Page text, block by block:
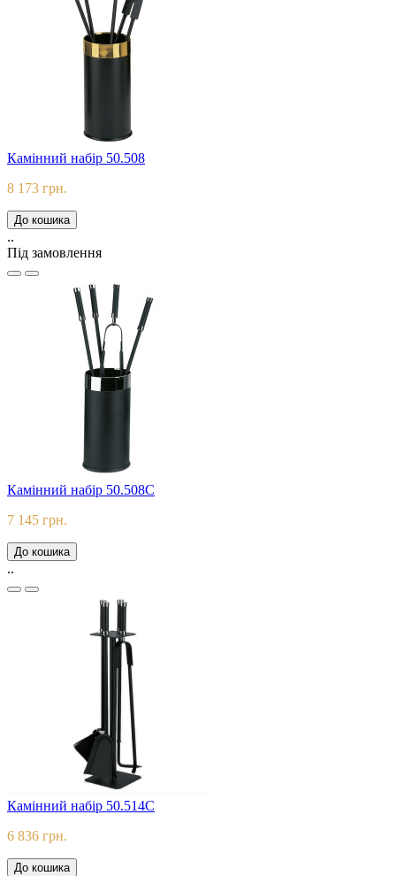
Камінний набір 50.508
8 173 грн.
До кошика
..
Під замовлення
Камінний набір 50.508С
7 145 грн.
До кошика
..
Камінний набір 50.514C
6 836 грн.
До кошика